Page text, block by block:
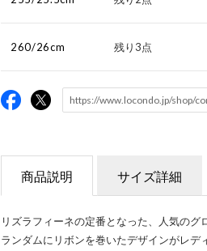
260/26cm 残り3点
商品説明 サイズ詳細
リズラフィーネの定番となった、人気のグ
ランダムにリボンを巻いたデザインがレデ